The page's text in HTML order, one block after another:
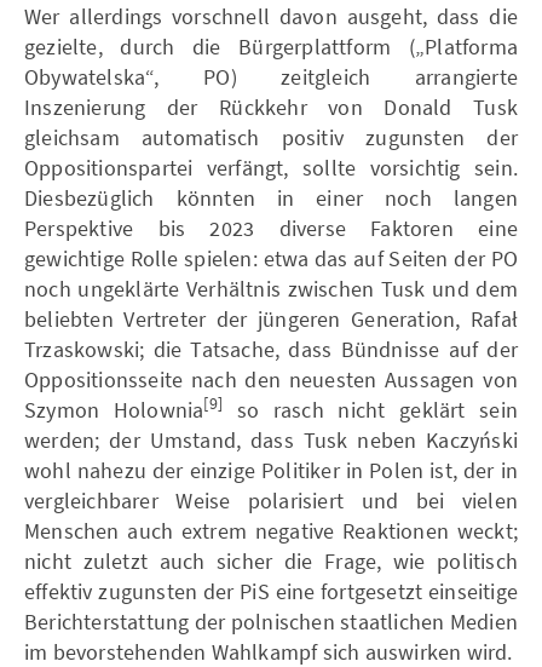
Wer allerdings vorschnell davon ausgeht, dass die
gezielte, durch die Bürgerplattform („Platforma
Obywatelska“, PO) zeitgleich arrangierte
Inszenierung der Rückkehr von Donald Tusk
gleichsam automatisch positiv zugunsten der
Oppositionspartei verfängt, sollte vorsichtig sein.
Diesbezüglich könnten in einer noch langen
Perspektive bis 2023 diverse Faktoren eine
gewichtige Rolle spielen: etwa das auf Seiten der PO
noch ungeklärte Verhältnis zwischen Tusk und dem
beliebten Vertreter der jüngeren Generation, Rafał
Trzaskowski; die Tatsache, dass Bündnisse auf der
Oppositionsseite nach den neuesten Aussagen von
Szymon Holownia[9]
so rasch nicht geklärt sein
werden; der Umstand, dass Tusk neben Kaczyński
wohl nahezu der einzige Politiker in Polen ist, der in
vergleichbarer Weise polarisiert und bei vielen
Menschen auch extrem negative Reaktionen weckt;
nicht zuletzt auch sicher die Frage, wie politisch
effektiv zugunsten der PiS eine fortgesetzt einseitige
Berichterstattung der polnischen staatlichen Medien
im bevorstehenden Wahlkampf sich auswirken wird.